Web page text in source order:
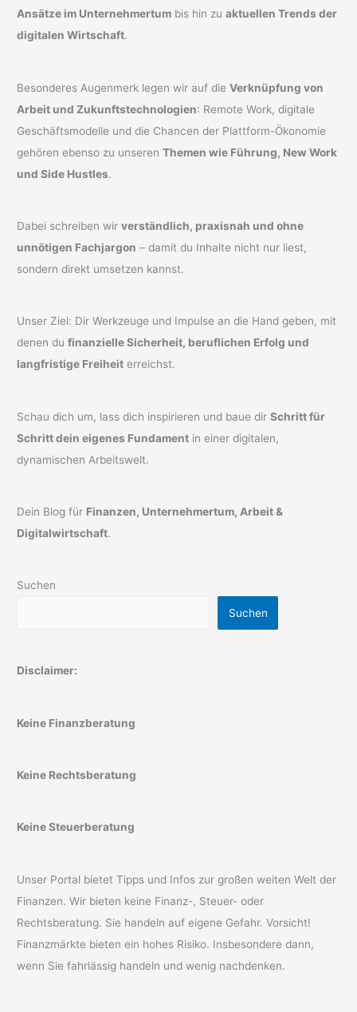
Ansätze im Unternehmertum bis hin zuaktuellen Trends der
digitalen Wirtschaft.
Besonderes Augenmerk legen wir auf dieVerknüpfung von
Arbeit und Zukunftstechnologien: Remote Work, digitale
Geschäftsmodelle und die Chancen der Plattform-Ökonomie
gehören ebenso zu unserenThemen wie Führung, New Work
und Side Hustles.
Dabei schreiben wirverständlich, praxisnah und ohne
unnötigen Fachjargon – damit du Inhalte nicht nur liest,
sondern direkt umsetzen kannst.
Unser Ziel: Dir Werkzeuge und Impulse an die Hand geben, mit
denen dufinanzielle Sicherheit, beruflichen Erfolg und
langfristige Freiheit erreichst.
Schau dich um, lass dich inspirieren und baue dirSchritt für
Schritt dein eigenes Fundament in einer digitalen,
dynamischen Arbeitswelt.
Dein Blog für Finanzen, Unternehmertum, Arbeit &
Digitalwirtschaft.
Suchen
Suchen
Disclaimer:
Keine Finanzberatung
Keine Rechtsberatung
Keine Steuerberatung
Unser Portal bietet Tipps und Infos zur großen weiten Welt der
Finanzen. Wir bieten keine Finanz-, Steuer- oder
Rechtsberatung. Sie handeln auf eigene Gefahr. Vorsicht!
Finanzmärkte bieten ein hohes Risiko. Insbesondere dann,
wenn Sie fahrlässig handeln und wenig nachdenken.